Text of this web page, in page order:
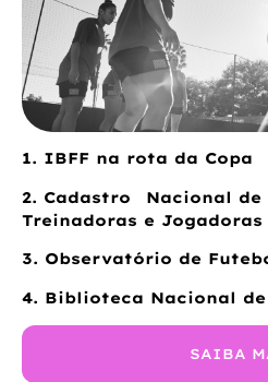
1. IBFF na rota da Copa
2. Cadastro Nacional de
Treinadoras e Jogadoras
3. Observatório de
4. Biblioteca Nacional
SAIBA